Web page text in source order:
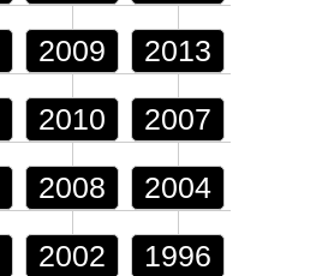
2009 2013
2010 2007
2008 2004
2002 1996